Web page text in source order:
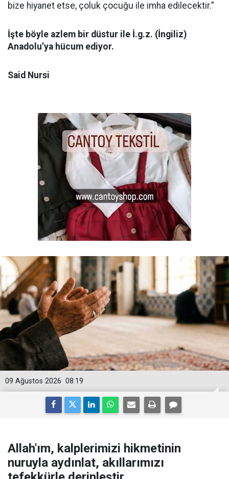
bize hiyanet etse, çoluk çocuğu ile imha edilecektir.”
İşte böyle azlem bir düstur ile İ.g.z. (İngiliz)
Anadolu’ya hücum ediyor.
Said Nursi
08:19
09 Ağustos 2026
Allah'ım, kalplerimizi hikmetinin
nuruyla aydınlat, akıllarımızı